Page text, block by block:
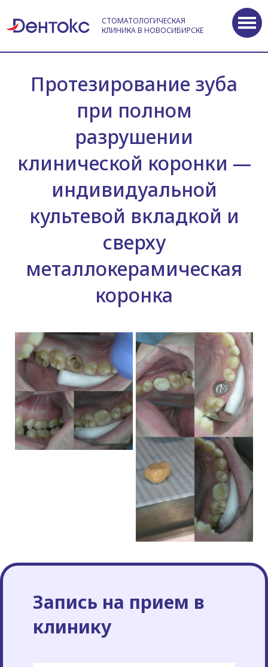
СТОМАТОЛОГИЧЕСКАЯ
КЛИНИКА В НОВОСИБИРСКЕ
Протезирование зуба
при полном
разрушении
клинической коронки —
индивидуальной
культевой вкладкой и
сверху
металлокерамическая
коронка
Запись на прием в
клинику